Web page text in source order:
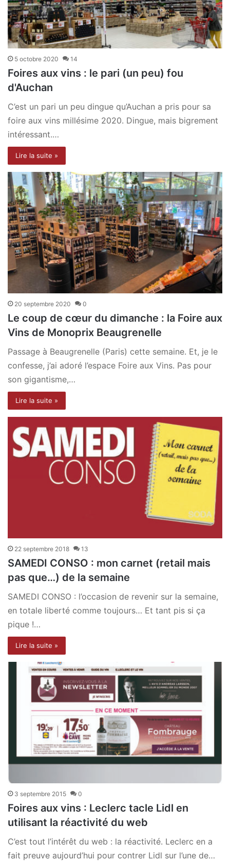
5 octobre 2020 14
Foires aux vins : le pari (un peu) fou
d'Auchan
C’est un pari un peu dingue qu’Auchan a pris pour sa
foire aux vins millésime 2020. Dingue, mais bigrement
intéressant.…
Lire la suite »
20 septembre 2020 0
Le coup de cœur du dimanche : la Foire aux
Vins de Monoprix Beaugrenelle
Passage à Beaugrenelle (Paris) cette semaine. Et, je le
confesse, j’ai adoré l’espace Foire aux Vins. Pas pour
son gigantisme,…
Lire la suite »
22 septembre 2018 13
SAMEDI CONSO : mon carnet (retail mais
pas que…) de la semaine
SAMEDI CONSO : l’occasion de revenir sur la semaine,
en totale liberté comme toujours… Et tant pis si ça
pique !…
Lire la suite »
3 septembre 2015 0
Foires aux vins : Leclerc tacle Lidl en
utilisant la réactivité du web
C’est tout l’intérêt du web : la réactivité. Leclerc en a
fait preuve aujourd’hui pour contrer Lidl sur l’une de…